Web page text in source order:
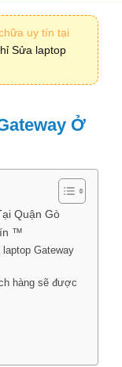
uy tín tại
Sửa laptop
Ở
Quận Gò
™
Gateway
hàng sẽ được